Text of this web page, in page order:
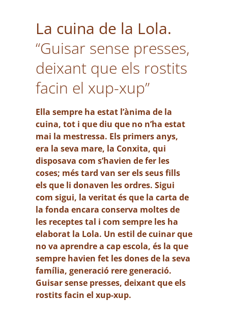
La cuina de la Lola.
“Guisar sense presses,
deixant que els rostits
facin el xup-xup”
Ella sempre ha estat l’ànima de la
cuina, tot i que diu que no n’ha estat
mai la mestressa. Els primers anys,
era la seva mare, la Conxita, qui
disposava com s’havien de fer les
coses; més tard van ser els seus fills
els que li donaven les ordres. Sigui
com sigui, la veritat és que la carta de
la fonda encara conserva moltes de
les receptes tal i com sempre les ha
elaborat la Lola. Un estil de cuinar que
no va aprendre a cap escola, és la que
sempre havien fet les dones de la seva
família, generació rere generació.
Guisar sense presses, deixant que els
rostits facin el xup-xup.